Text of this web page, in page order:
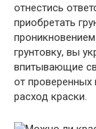
отнестись
приобретать
грунтовку, вы
впитывающие
от проверенных
расход краски.